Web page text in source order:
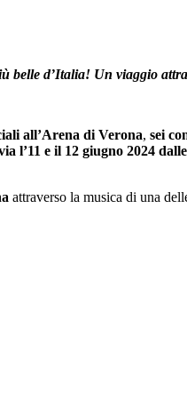
belle d’Italia! Un viaggio
all’Arena di Verona, sei
l’11 e il 12 giugno 2024
attraverso la musica di una